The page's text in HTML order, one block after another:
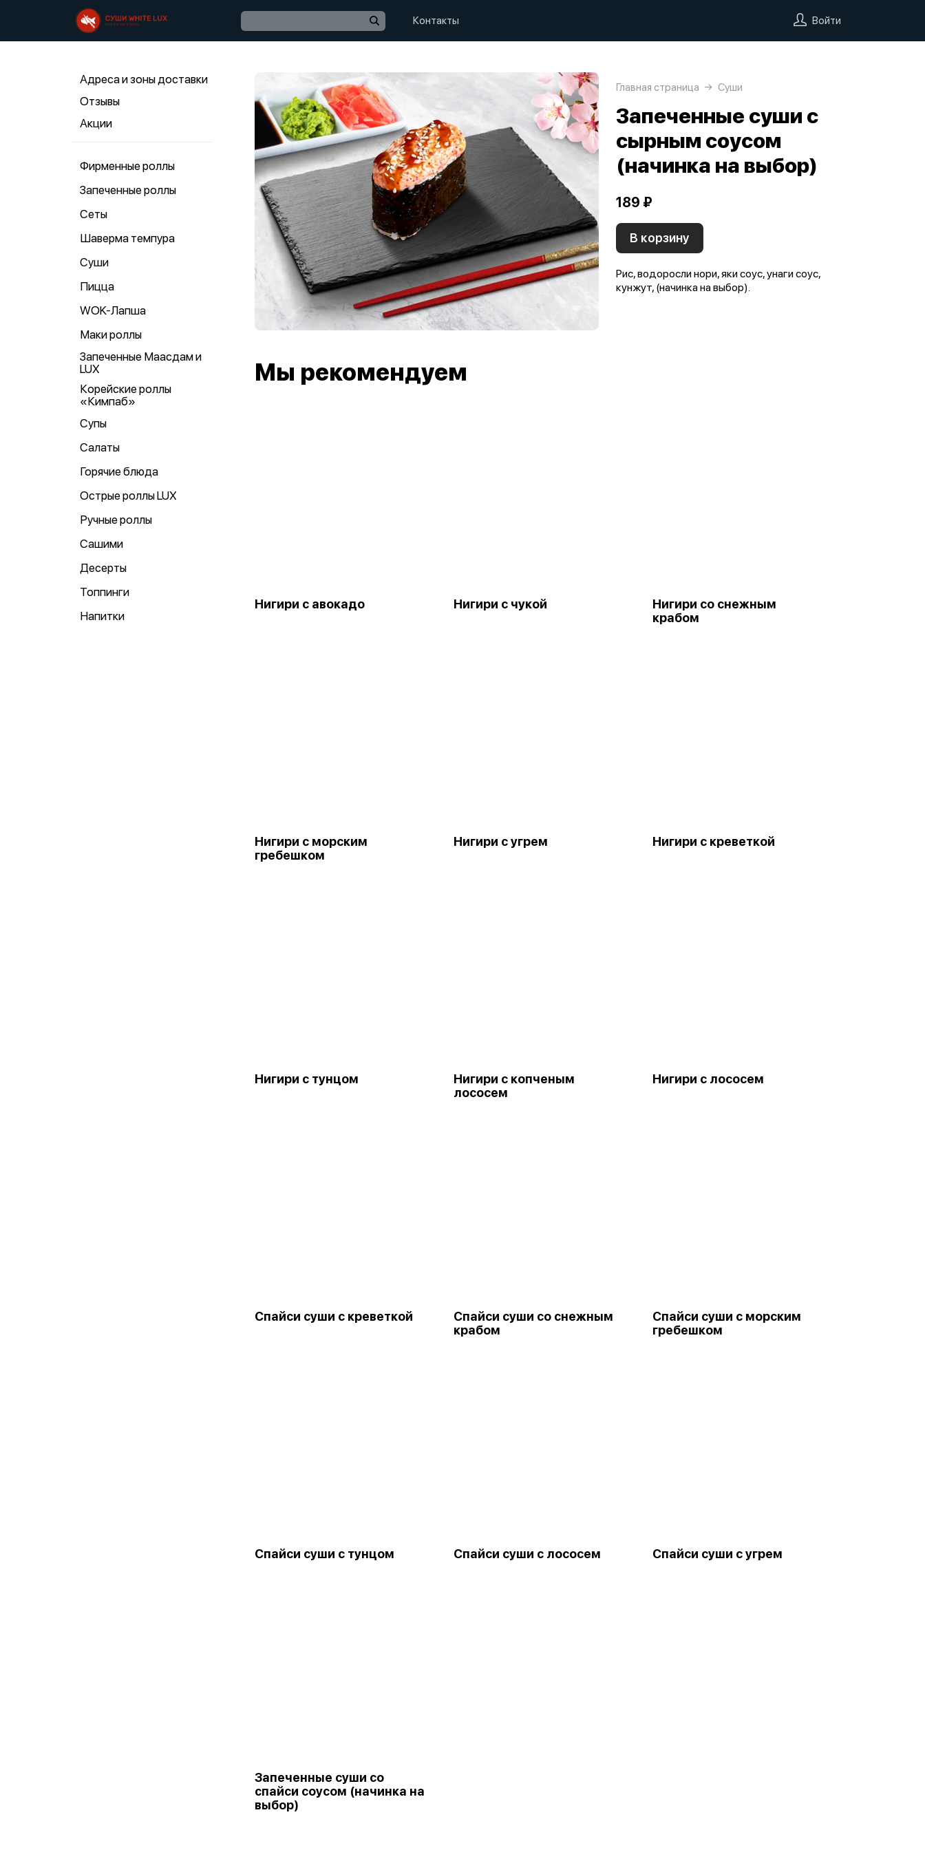
Контакты Войти
Адреса и зоны доставки
Отзывы
Акции
Фирменные роллы
Запеченные роллы
Сеты
Шаверма темпура
Суши
Пицца
WOK-Лапша
Маки роллы
Запеченные Маасдам и
LUX
Корейские роллы
«Кимпаб»
Супы
Салаты
Горячие блюда
Острые роллы LUX
Ручные роллы
Сашими
Десерты
Топпинги
Напитки
Главная страница Суши
Запеченные суши с
сырным соусом
(начинка на выбор)
189 ₽
В корзину
Рис, водоросли нори, яки соус, унаги соус,
кунжут, (начинка на выбор).
Мы рекомендуем
Нигири с авокадо Нигири с чукой
Нигири со снежным
крабом
Нигири с морским
гребешком
Нигири с угрем Нигири с креветкой
Нигири с тунцом
Нигири с копченым
лососем
Нигири с лососем
Спайси суши с креветкой
Спайси суши со снежным
крабом
Спайси суши с морским
гребешком
Спайси суши с тунцом Спайси суши с лососем Спайси суши с угрем
Запеченные суши со
спайси соусом (начинка на
выбор)